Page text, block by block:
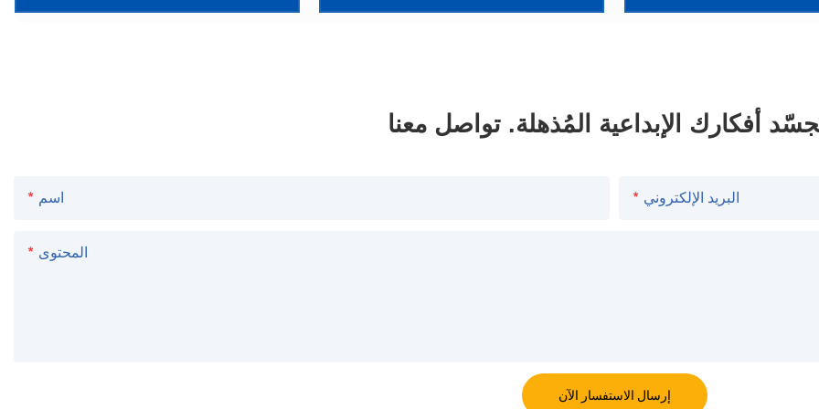
وتشطيبات مثالية لقطع غياركم.
لك مجموعة شاملة من الخيارات لتناسب
إلى جانب ضمان التواصل
اسم البريد الإلكتروني
المحتوى
إرسال الاستفسار الآن